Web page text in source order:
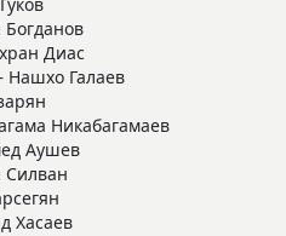
Диас
Нашхо Галаев
Никабагамаев
Аушев
Хасаев